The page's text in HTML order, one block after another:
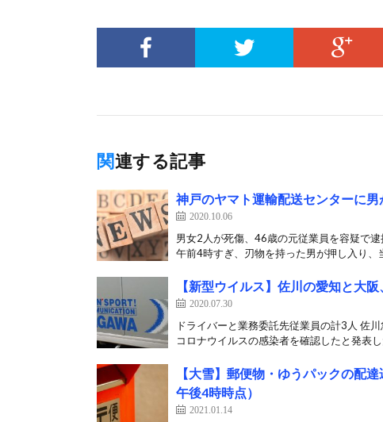
関連する記事
神戸のヤマト運輸配送センターに
2020.10.06
男女2人が死傷、46歳の元従業員を容疑で
午前4時すぎ、刃物を持った男が押し入り、
【新型ウイルス】佐川の愛知と大
2020.07.30
ドライバーと業務委託先従業員の計3人 佐
コロナウイルスの感染者を確認したと発表
【大雪】郵便物・ゆうパックの配
午後4時時点）
2021.01.14